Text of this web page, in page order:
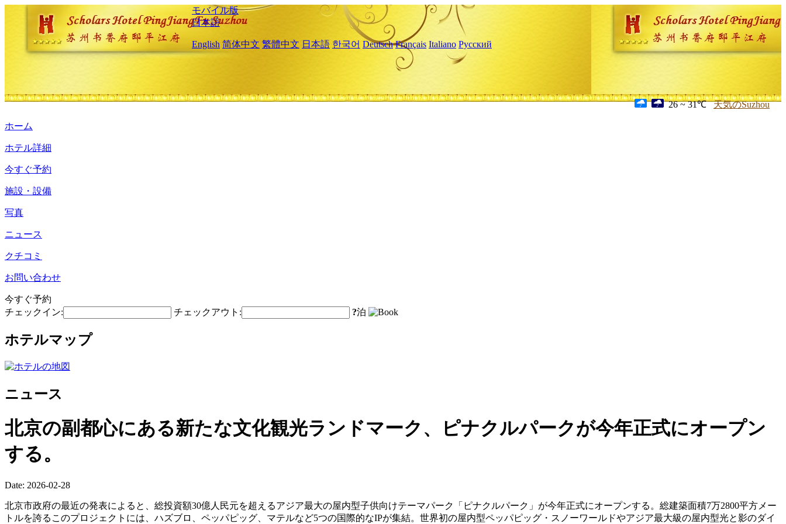
モバイル版
日本語
English 简体中文 繁體中文 日本語 한국어 Deutsch Français Italiano Русский
26 ~ 31℃ 天気のSuzhou
ホーム
ホテル詳細
今すぐ予約
施設・設備
写真
ニュース
クチコミ
お問い合わせ
今すぐ予約
チェックイン:
チェックアウト: ?泊
ホテルマップ
ニュース
北京の副都心にある新たな文化観光ランドマーク、ピナクルパークが今年正式にオープン
する。
Date: 2026-02-28
北京市政府の最近の発表によると、総投資額30億人民元を超えるアジア最大の屋内型子供向けテーマパーク「ピナクルパーク」が今年正式にオープンする。総建築面積7万2800平方メー
トルを誇るこのプロジェクトには、ハズブロ、ペッパピッグ、マテルなど5つの国際的なIPが集結。世界初の屋内型ペッパピッグ・スノーワールドやアジア最大級の屋内型光と影のダイ